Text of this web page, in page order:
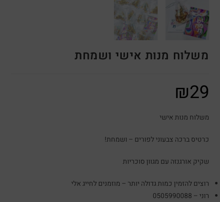
משלוח מנות אישי ושמחת
₪29
משלוח מנות אישי
כרטיס ברכה צבעוני לפורים – ושמחת!
שקיק אורגנזה עם מגוון סוכריות
רוצים להזמין כמות גדולה יותר – מוזמנים לחייג אלי
רוני – 0505990088